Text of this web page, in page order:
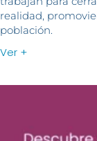
realidad,
población.
Ver +